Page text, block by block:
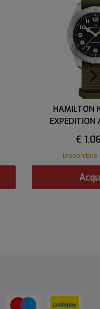
HAMILTON
EXPEDITION
€
Disponibile